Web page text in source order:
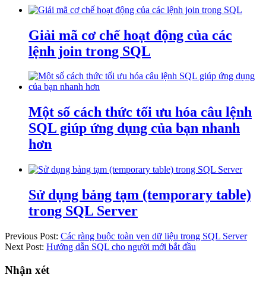
Giải mã cơ chế hoạt động của các
lệnh join trong SQL
Một số cách thức tối ưu hóa câu lệnh
SQL giúp ứng dụng của bạn nhanh
hơn
Sử dụng bảng tạm (temporary table)
trong SQL Server
Previous Post: Các ràng buộc toàn vẹn dữ liệu trong SQL Server
Next Post: Hướng dẫn SQL cho người mới bắt đầu
Nhận xét